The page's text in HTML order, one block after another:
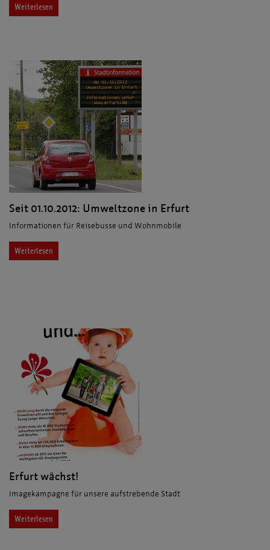
Weiterlesen
Seit 01.10.2012: Umweltzone in Erfurt
Informationen für Reisebusse und Wohnmobile
Weiterlesen
Erfurt wächst!
Imagekampagne für unsere aufstrebende Stadt
Weiterlesen